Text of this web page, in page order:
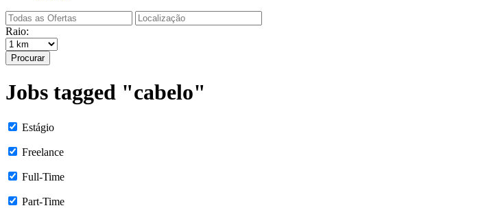
Raio:
Procurar
Jobs tagged "cabelo"
Estágio
Freelance
Full-Time
Part-Time